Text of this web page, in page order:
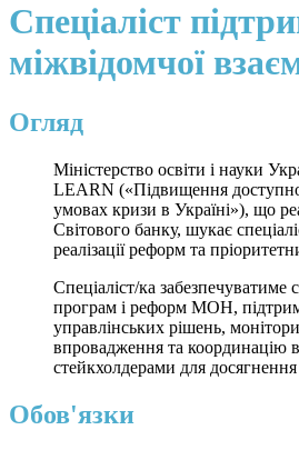
Спеціаліст
міжвідомчої
Огляд
Міністерство освіти і науки
LEARN («Підвищення
умовах кризи в Україні»), що
Світового банку, шукає
реалізації реформ та
Спеціаліст/ка забезпечуватиме
програм і реформ МОН,
управлінських рішень,
впровадження та координацію
стейкхолдерами для досягнення
Обов'язки